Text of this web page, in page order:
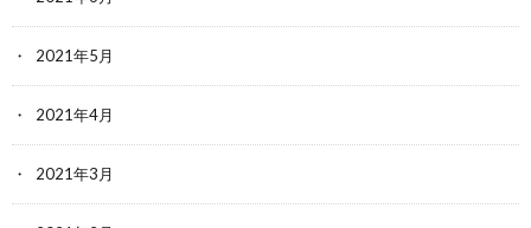
2021年5月
2021年4月
2021年3月